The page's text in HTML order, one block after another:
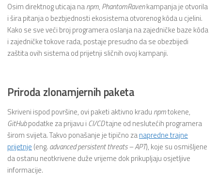
Osim direktnog uticaja nanpm, PhantomRavenkampanja je otvorila
i šira pitanja o bezbjednosti ekosistema otvorenog kôda u cjelini.
Kako se sve veći broj programera oslanja na zajedničke baze kôda
i zajedničke tokove rada, postaje presudno da se obezbijedi
zaštita ovih sistema od prijetnji sličnih ovoj kampanji.
Priroda zlonamjernih paketa
Skriveni ispod površine, ovi paketi aktivno kradu npmtokene,
GitHubpodatke za prijavu i CI/CDtajne od neslutećih programera
širom svijeta. Takvo ponašanje je tipično zanapredne trajne
prijetnje (eng. advanced persistent threats – APT), koje su osmišljene
da ostanu neotkrivene duže vrijeme dok prikupljaju osjetljive
informacije.